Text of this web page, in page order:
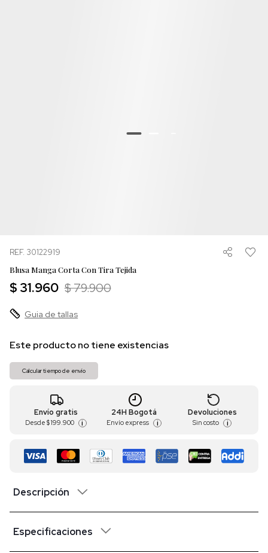
REF. 30122919
Blusa Manga Corta Con Tira Tejida
$ 31.960 $ 79.900
Guia de tallas
Este producto no tiene existencias
Calcular tiempo de envío
Envío gratis
Desde $ 199.900 i
24H Bogotá
Envío express i
Devoluciones
Sin costo i
Descripción
Especificaciones